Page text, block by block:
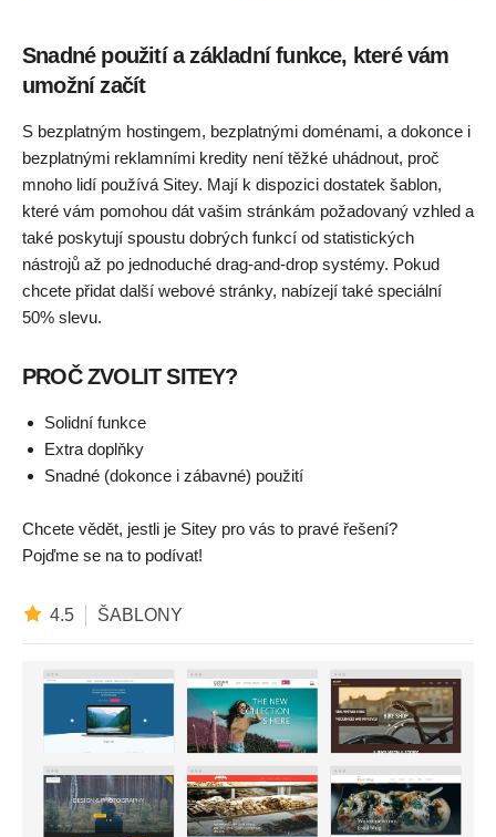
Snadné použití a základní funkce, které vám
umožní začít
S bezplatným hostingem, bezplatnými doménami, a dokonce i
bezplatnými reklamními kredity není těžké uhádnout, proč
mnoho lidí používá Sitey. Mají k dispozici dostatek šablon,
které vám pomohou dát vašim stránkám požadovaný vzhled a
také poskytují spoustu dobrých funkcí od statistických
nástrojů až po jednoduché drag-and-drop systémy. Pokud
chcete přidat další webové stránky, nabízejí také speciální
50% slevu.
PROČ ZVOLIT SITEY?
Solidní funkce
Extra doplňky
Snadné (dokonce i zábavné) použití
Chcete vědět, jestli je Sitey pro vás to pravé řešení?
Pojďme se na to podívat!
4.5 ŠABLONY